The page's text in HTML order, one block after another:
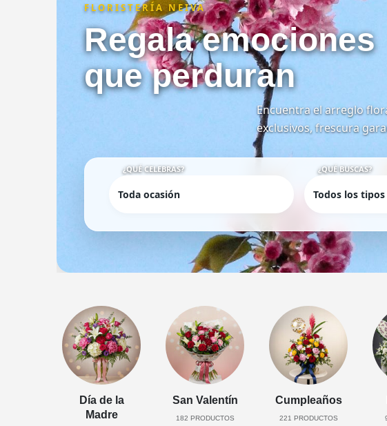
FLORISTERÍA NEIVA
Regala emociones
que perduran
Encuentra el arreglo
exclusivos, frescura
¿QUÉ CELEBRAS? ¿QUÉ BUSCAS?
Día de la
Madre
San Valentín
182 PRODUCTOS
Cumpleaños
221 PRODUCTOS